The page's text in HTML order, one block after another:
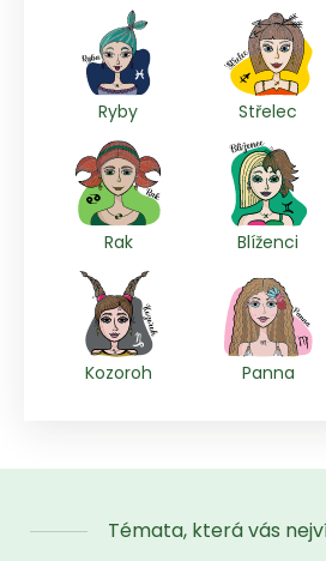
Ryby Střelec
Rak Blíženci
Kozoroh Panna
Témata, která vás